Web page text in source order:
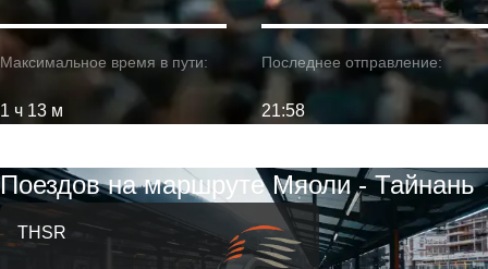
Максимальное время в пути:
1 ч 13 м
Последнее отправление:
21:58
Поездов на маршруте Мяоли - Тайнань
THSR